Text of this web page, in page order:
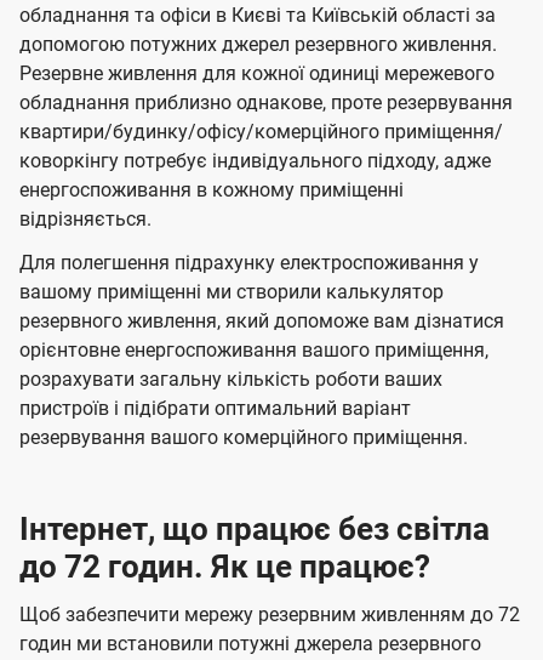
обладнання та офіси в Києві та Київській області за
допомогою потужних джерел резервного живлення.
Резервне живлення для кожної одиниці мережевого
обладнання приблизно однакове, проте резервування
квартири/будинку/офісу/комерційного приміщення/
коворкінгу потребує індивідуального підходу, адже
енергоспоживання в кожному приміщенні
відрізняється.
Для полегшення підрахунку електроспоживання у
вашому приміщенні ми створили калькулятор
резервного живлення, який допоможе вам дізнатися
орієнтовне енергоспоживання вашого приміщення,
розрахувати загальну кількість роботи ваших
пристроїв і підібрати оптимальний варіант
резервування вашого комерційного приміщення.
Інтернет, що працює без світла
до 72 годин. Як це працює?
Щоб забезпечити мережу резервним живленням до 72
годин ми встановили потужні джерела резервного